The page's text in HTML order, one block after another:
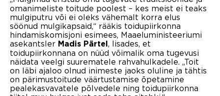
omanimeliste toitude poolest – kes meist ei teaks
mulgiputru või ei oleks vähemalt korra elus
söönud mulgikapsaid,“ rääkis toidupiirkonna
hindamiskomisjoni esimees, Maaeluministeeriumi
asekantsler Madis Pärtel , lisades, et
toidupiirkonnana on nüüd võimalik oma tugevusi
näidata veelgi suurematele rahvahulkadele. „Toit
on läbi ajaloo olnud inimeste jaoks oluline ja tähtis
on pärimustoitude väärtustamise õpetamine
pealekasvavatele põlvedele ning toidupiirkonna